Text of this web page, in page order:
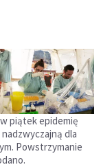
piątek epidemię
dla
Powstrzymanie